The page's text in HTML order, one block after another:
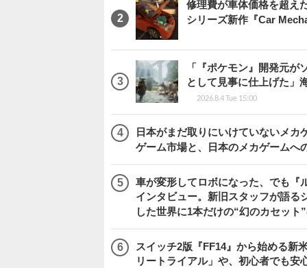
修理費が車体価格を超え
シリーズ新作『Car
「『ポケモン』開発元
として見事に仕上げた」
2026.8.4 Tue 15:00
日本がまだ取りにいけていないメ
ゲーム市場と、日本のメカゲームへ
車が変形してロボになった、でも
インタビュー。新旧スタッフが語る
した世界に1本だけの“幻のカセット
スイッチ2版『FF14』から始める新
リートライアル」や、初心者でも